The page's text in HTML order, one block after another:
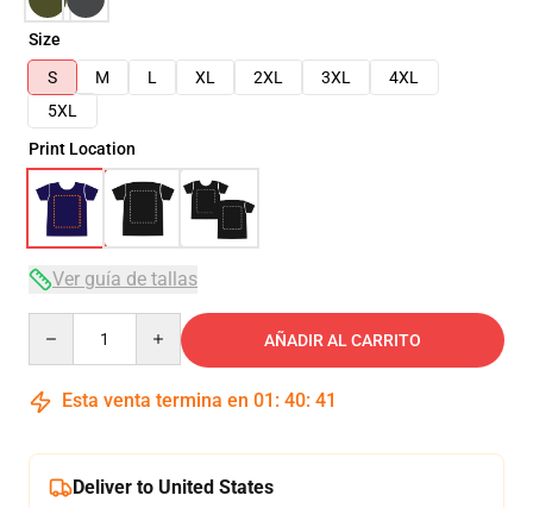
Size
S
M L XL 2XL 3XL
4XL
5XL
Print Location
Ver guía de tallas
AÑADIR AL CARRITO
Esta venta termina en 01 : 40: 40
Deliver to United States